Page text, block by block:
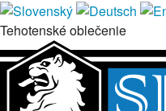
Tehotenské oblečenie